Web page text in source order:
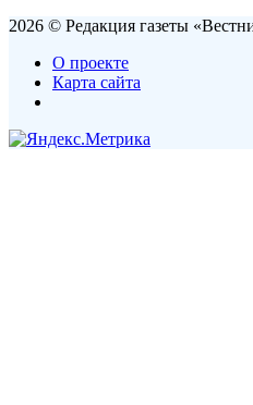
2026 © Редакция газеты
О проекте
Карта сайта